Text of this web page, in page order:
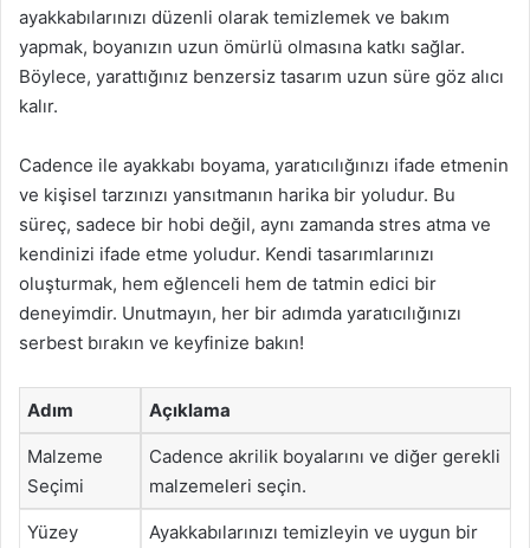
ayakkabılarınızı düzenli olarak temizlemek ve bakım
yapmak, boyanızın uzun ömürlü olmasına katkı sağlar.
Böylece, yarattığınız benzersiz tasarım uzun süre göz alıcı
kalır.
Cadence ile ayakkabı boyama, yaratıcılığınızı ifade etmenin
ve kişisel tarzınızı yansıtmanın harika bir yoludur. Bu
süreç, sadece bir hobi değil, aynı zamanda stres atma ve
kendinizi ifade etme yoludur. Kendi tasarımlarınızı
oluşturmak, hem eğlenceli hem de tatmin edici bir
deneyimdir. Unutmayın, her bir adımda yaratıcılığınızı
serbest bırakın ve keyfinize bakın!
Adım Açıklama
Malzeme
Seçimi
Cadence akrilik boyalarını ve diğer gerekli
malzemeleri seçin.
Yüzey
Ayakkabılarınızı temizleyin ve uygun bir